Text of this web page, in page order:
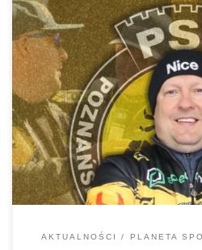
Wraz ze zdobyciem przepustki do 1.
przystąpił do kompletowania składu
potwierdzenia pierwszych nazwisk,
ogłoszono też nazwisko osoby,
Menadżerem beniaminka pozostanie
Sandra […]
AKTUALNOŚCI PLANETA